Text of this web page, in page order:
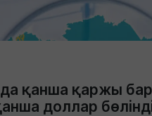
қанша қаржы
доллар